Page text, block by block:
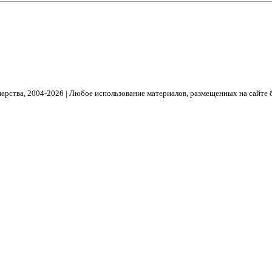
2004- 2026 | Любое использование материалов, размещенных на сайте